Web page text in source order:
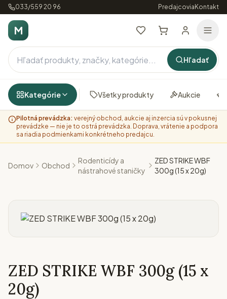
033/559 20 96 Predajcovia Kontakt
M
Hľadať
Kategórie Všetky produkty Aukcie
Pilotná prevádzka: verejný obchod, aukcie aj inzercia sú v pokusnej
prevádzke — nie je to ostrá prevádzka. Doprava, vrátenie a podpora
sa riadia podmienkami konkrétneho predajcu.
Domov Obchod
Rodenticídy a
nástrahové staničky
ZED STRIKE WBF
300g (15 x 20g)
ZED STRIKE WBF 300g (15 x
20g)